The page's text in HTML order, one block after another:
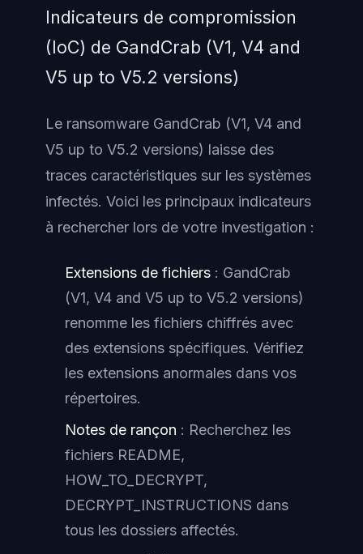
Indicateurs de compromission
(IoC) de GandCrab (V1, V4 and
V5 up to V5.2 versions)
Le ransomware GandCrab (V1, V4 and
V5 up to V5.2 versions) laisse des
traces caractéristiques sur les systèmes
infectés. Voici les principaux indicateurs
à rechercher lors de votre investigation :
Extensions de fichiers : GandCrab
(V1, V4 and V5 up to V5.2 versions)
renomme les fichiers chiffrés avec
des extensions spécifiques. Vérifiez
les extensions anormales dans vos
répertoires.
Notes de rançon : Recherchez les
fichiers README,
HOW_TO_DECRYPT,
DECRYPT_INSTRUCTIONS dans
tous les dossiers affectés.